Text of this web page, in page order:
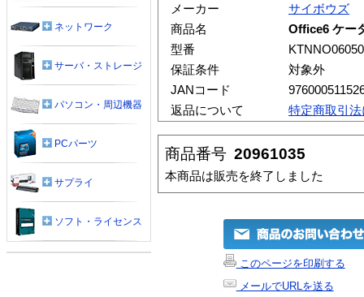
メーカー
サイボウズ
商品名
Office6 ケー
型番
保証条件
対象外
JANコード
返品について
特定商取引
商品番号 20961035
本商品は販売を終了しました
このページを印刷する
メールでURLを送る
ネットワーク
サーバ・ストレージ
パソコン・周辺機器
PCパーツ
サプライ
ソフト・ライセンス